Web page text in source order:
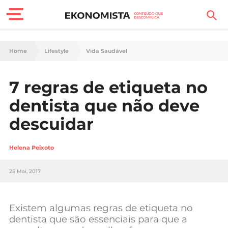
Finanças Pessoais
Carreira
Casa
Lifestyle
Sociedade
Negócios
Home Lifestyle Vida Saudável
7 regras de etiqueta no
dentista que não deve
descuidar
Helena Peixoto
25 Mai, 2017
Existem algumas regras de etiqueta no
dentista que são essenciais para que a